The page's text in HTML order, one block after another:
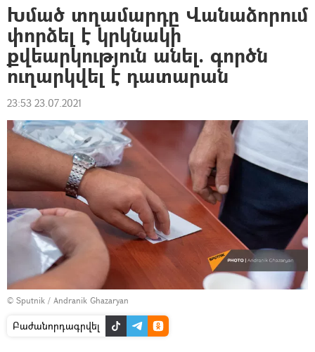
Խմած տղամարդը Վանաձորում
փորձել է կրկնակի
քվեարկություն անել. գործն
ուղարկվել է դատարան
23:53 23.07.2021
© Sputnik / Andranik Ghazaryan
Բաժանորդագրվել